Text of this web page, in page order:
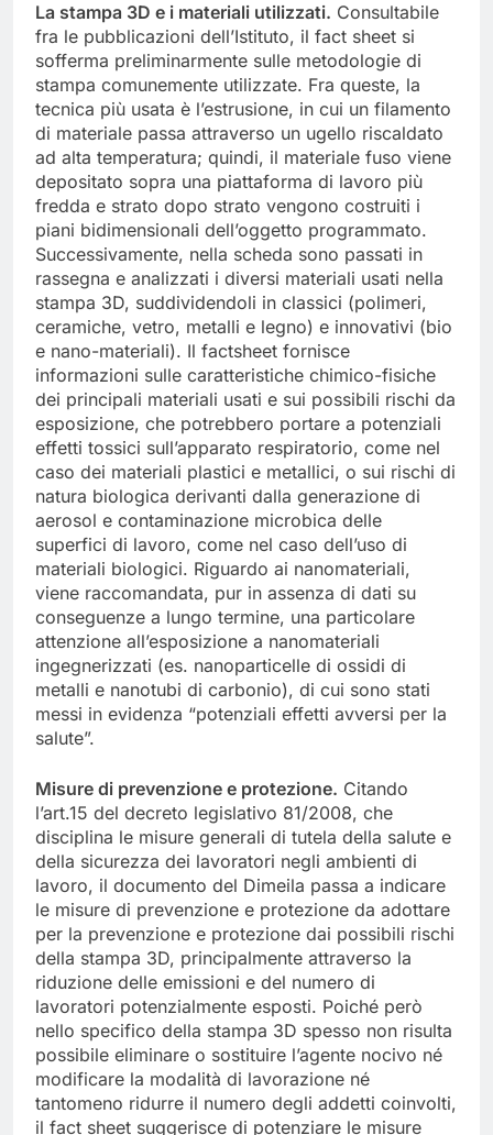
La stampa 3D e i materiali utilizzati. Consultabile
fra le pubblicazioni dell’Istituto, il fact sheet si
sofferma preliminarmente sulle metodologie di
stampa comunemente utilizzate. Fra queste, la
tecnica più usata è l’estrusione, in cui un filamento
di materiale passa attraverso un ugello riscaldato
ad alta temperatura; quindi, il materiale fuso viene
depositato sopra una piattaforma di lavoro più
fredda e strato dopo strato vengono costruiti i
piani bidimensionali dell’oggetto programmato.
Successivamente, nella scheda sono passati in
rassegna e analizzati i diversi materiali usati nella
stampa 3D, suddividendoli in classici (polimeri,
ceramiche, vetro, metalli e legno) e innovativi (bio
e nano-materiali). Il factsheet fornisce
informazioni sulle caratteristiche chimico-fisiche
dei principali materiali usati e sui possibili rischi da
esposizione, che potrebbero portare a potenziali
effetti tossici sull’apparato respiratorio, come nel
caso dei materiali plastici e metallici, o sui rischi di
natura biologica derivanti dalla generazione di
aerosol e contaminazione microbica delle
superfici di lavoro, come nel caso dell’uso di
materiali biologici. Riguardo ai nanomateriali,
viene raccomandata, pur in assenza di dati su
conseguenze a lungo termine, una particolare
attenzione all’esposizione a nanomateriali
ingegnerizzati (es. nanoparticelle di ossidi di
metalli e nanotubi di carbonio), di cui sono stati
messi in evidenza “potenziali effetti avversi per la
salute”.
Misure di prevenzione e protezione. Citando
l’art.15 del decreto legislativo 81/2008, che
disciplina le misure generali di tutela della salute e
della sicurezza dei lavoratori negli ambienti di
lavoro, il documento del Dimeila passa a indicare
le misure di prevenzione e protezione da adottare
per la prevenzione e protezione dai possibili rischi
della stampa 3D, principalmente attraverso la
riduzione delle emissioni e del numero di
lavoratori potenzialmente esposti. Poiché però
nello specifico della stampa 3D spesso non risulta
possibile eliminare o sostituire l’agente nocivo né
modificare la modalità di lavorazione né
tantomeno ridurre il numero degli addetti coinvolti,
il fact sheet suggerisce di potenziare le misure